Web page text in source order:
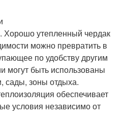
утепленный чердак
можно превратить в
по удобству другим
могут быть использованы
сады, зоны отдыха.
обеспечивает
условия независимо от